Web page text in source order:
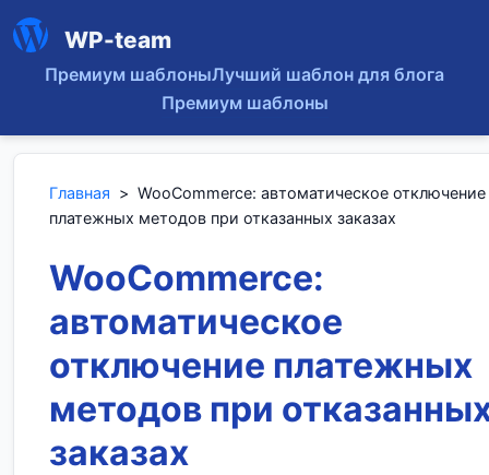
WP-team
Премиум шаблоныЛучший шаблон для блога
Премиум шаблоны
Главная > WooCommerce: автоматическое отключение
платежных методов при отказанных заказах
WooCommerce:
автоматическое
отключение платежных
методов при
заказах